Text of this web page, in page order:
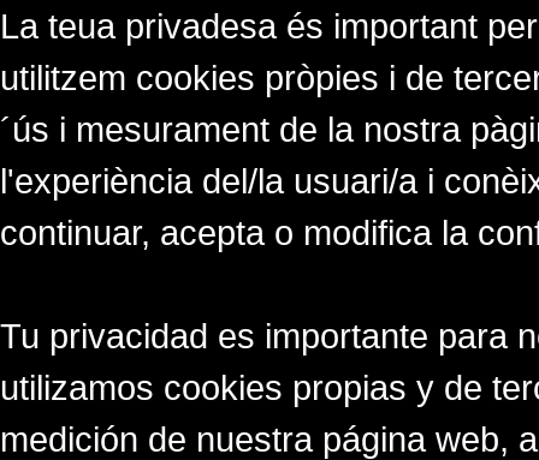
La teua privadesa és important
utilitzem cookies pròpies i de
´ús i mesurament de la nostra
l'experiència del/la usuari/a i
continuar, acepta o modifica la
Tu privacidad es importante para
utilizamos cookies propias y de
medición de nuestra página web,